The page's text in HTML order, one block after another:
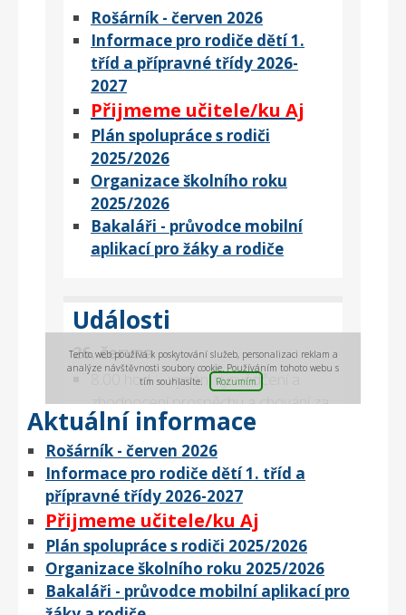
Aktuální informace
Rošárník - červen 2026
Informace pro rodiče dětí 1. tříd a
přípravné třídy 2026-2027
Přijmeme učitele/ku Aj
Plán spolupráce s rodiči 2025/2026
Organizace školního roku 2025/2026
Bakaláři - průvodce mobilní aplikací pro